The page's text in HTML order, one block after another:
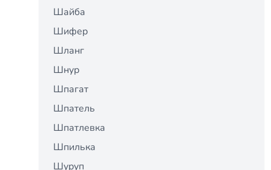
Шайба
Шифер
Шланг
Шнур
Шпагат
Шпатель
Шпатлевка
Шпилька
Шуруп